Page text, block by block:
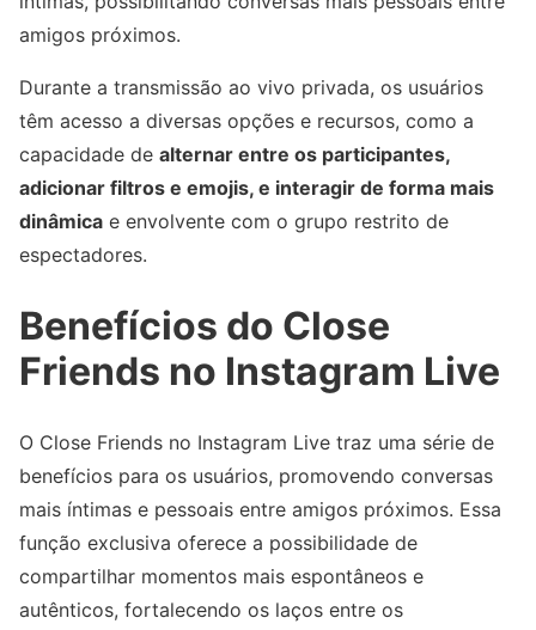
amigos próximos.
Durante a transmissão ao vivo privada, os usuários
têm acesso a diversas opções e recursos, como a
capacidade de alternar entre os participantes,
adicionar filtros e emojis, e interagir de forma mais
dinâmica e envolvente com o grupo restrito de
espectadores.
Benefícios do Close
Friends no Instagram Live
O Close Friends no Instagram Live traz uma série de
benefícios para os usuários, promovendo conversas
mais íntimas e pessoais entre amigos próximos. Essa
função exclusiva oferece a possibilidade de
compartilhar momentos mais espontâneos e
autênticos, fortalecendo os laços entre os